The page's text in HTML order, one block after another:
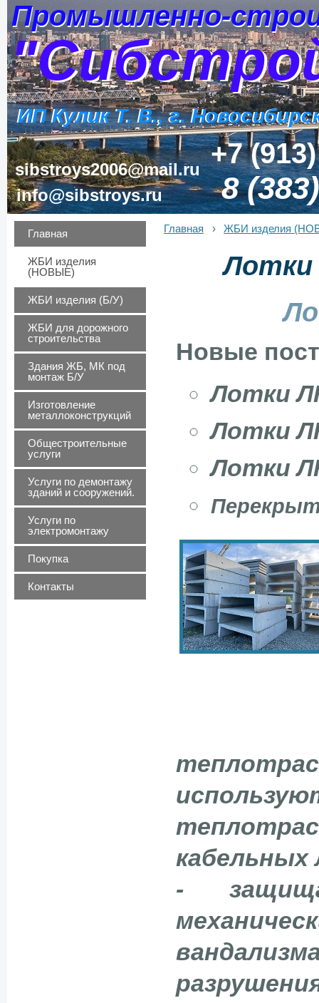
8
info@sibstroys.ru
sibstroys2006@mail.ru
Промышленно-
Промышленно-
ИП Кулик Т. В., г.
ИП Кулик Т. В., г.
+7
Главная
ЖБИ изделия
(НОВЫЕ)
ЖБИ изделия (Б/У)
ЖБИ для дорожного
строительства
Здания ЖБ, МК под
монтаж Б/У
Изготовление
металлоконструкций
Общестроительные
услуги
Услуги по демонтажу
зданий и сооружений.
Услуги по
электромонтажу
Покупка
Контакты
Главная › ЖБИ изделия
Новые
Лотки
Лотки
Лотки
кабельных
-